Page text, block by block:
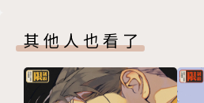
其他人也看了